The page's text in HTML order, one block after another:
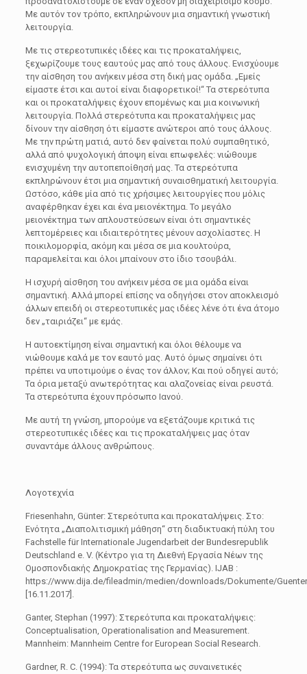
Με αυτόν τον τρόπο, εκπληρώνουν μια σημαντική γνωστική
λειτουργία.
Με τις στερεοτυπικές ιδέες και τις προκαταλήψεις,
ξεχωρίζουμε τους εαυτούς μας από τους άλλους. Ενισχύουμε
την αίσθηση του ανήκειν μέσα στη δική μας ομάδα. „Εμείς
είμαστε έτσι και αυτοί είναι διαφορετικοί!“ Τα στερεότυπα
και οι προκαταλήψεις έχουν επομένως και μια κοινωνική
λειτουργία. Πολλά στερεότυπα και προκαταλήψεις μας
δίνουν την αίσθηση ότι είμαστε ανώτεροι από τους άλλους.
Με την πρώτη ματιά, αυτό δεν φαίνεται πολύ συμπαθητικό,
αλλά από ψυχολογική άποψη είναι επωφελές: νιώθουμε
ενισχυμένη την αυτοπεποίθησή μας. Τα στερεότυπα
εκπληρώνουν έτσι μια σημαντική συναισθηματική λειτουργία.
Ωστόσο, κάθε μία από τις χρήσιμες λειτουργίες που μόλις
αναφέρθηκαν έχει και ένα μειονέκτημα. Το μεγάλο
μειονέκτημα των απλουστεύσεων είναι ότι σημαντικές
λεπτομέρειες και ιδιαιτερότητες μένουν ασχολίαστες. Η
ποικιλομορφία, ακόμη και μέσα σε μια κουλτούρα,
παραμελείται και όλοι μπαίνουν στο ίδιο τσουβάλι.
Η ισχυρή αίσθηση του ανήκειν μέσα σε μια ομάδα είναι
σημαντική. Αλλά μπορεί επίσης να οδηγήσει στον αποκλεισμό
άλλων επειδή οι στερεοτυπικές μας ιδέες λένε ότι ένα άτομο
δεν „ταιριάζει“ με εμάς.
Η αυτοεκτίμηση είναι σημαντική και όλοι θέλουμε να
νιώθουμε καλά με τον εαυτό μας. Αυτό όμως σημαίνει ότι
πρέπει να υποτιμούμε ο ένας τον άλλον; Και πού οδηγεί αυτό;
Τα όρια μεταξύ ανωτερότητας και αλαζονείας είναι ρευστά.
Τα στερεότυπα έχουν πρόσωπο Ιανού.
Με αυτή τη γνώση, μπορούμε να εξετάζουμε κριτικά τις
στερεοτυπικές ιδέες και τις προκαταλήψεις μας όταν
συναντάμε άλλους ανθρώπους.
Λογοτεχνία
Friesenhahn, Günter: Στερεότυπα και προκαταλήψεις. Στο:
Ενότητα „Διαπολιτισμική μάθηση“ στη διαδικτυακή πύλη του
Fachstelle für Internationale Jugendarbeit der Bundesrepublik
Deutschland e. V. (Κέντρο για τη Διεθνή Εργασία Νέων της
Ομοσπονδιακής Δημοκρατίας της Γερμανίας). IJAB :
https://www.dija.de/fileadmin/medien/downloads/Dokumente/
[16.11.2017].
Ganter, Stephan (1997): Στερεότυπα και προκαταλήψεις:
Conceptualisation, Operationalisation and Measurement.
Mannheim: Mannheim Centre for European Social Research.
Gardner, R. C. (1994): Τα στερεότυπα ως συναινετικές